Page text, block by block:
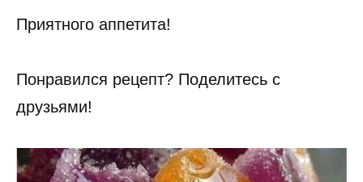
Приятного аппетита!
Понравился рецепт? Поделитесь с
друзьями!